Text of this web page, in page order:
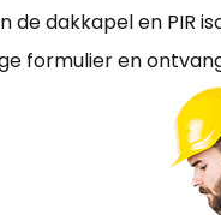
de dakkapel en PIR
formulier en